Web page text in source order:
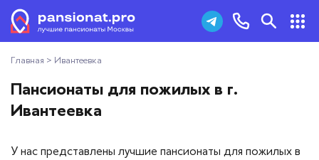
Пансионаты для пожилых
Дома престарелых
Главная > Ивантеевка
Пансионаты для пожилых в г.
Ивантеевка
У нас представлены лучшие пансионаты для пожилых в